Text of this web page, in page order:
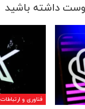
داشته باشید
فناوری و ارتباطات